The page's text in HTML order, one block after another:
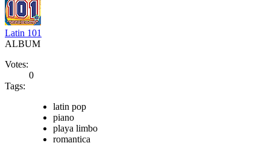
Latin 101
ALBUM
Votes:
0
Tags:
latin pop
piano
playa limbo
romantica